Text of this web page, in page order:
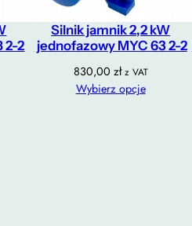
2-2
Silnik jamnik 2,2 kW
jednofazowy MYC 63 2-2
830,00 zł z VAT
Wybierz opcje